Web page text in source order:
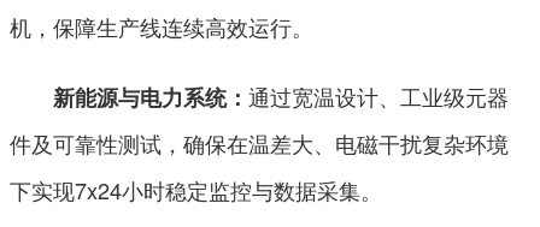
机，保障生产线连续高效运行。
新能源与电力系统：通过宽温设计、工业级元器
件及可靠性测试，确保在温差大、电磁干扰复杂环境
下实现7x24小时稳定监控与数据采集。